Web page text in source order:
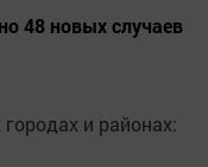
48 новых случаев
и районах: